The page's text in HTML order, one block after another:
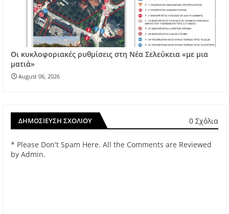
Οι κυκλοφοριακές ρυθμίσεις στη Νέα Σελεύκεια «με μια
ματιά»
August 06, 2026
ΔΗΜΟΣΊΕΥΣΗ ΣΧΟΛΊΟΥ 0 Σχόλια
* Please Don't Spam Here. All the Comments are Reviewed
by Admin.